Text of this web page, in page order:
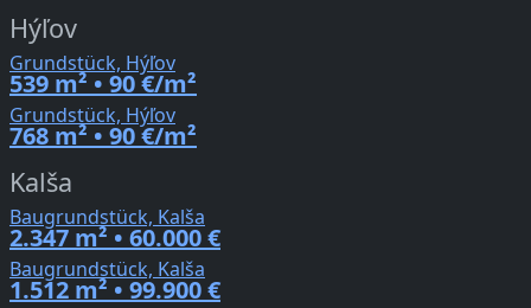
Hýľov
Grundstück, Hýľov
539 m² • 90 €/m²
Grundstück, Hýľov
768 m² • 90 €/m²
Kalša
Baugrundstück, Kalša
2.347 m² • 60.000 €
Baugrundstück, Kalša
1.512 m² • 99.900 €